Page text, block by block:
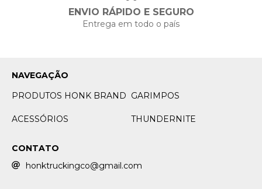
ENVIO RÁPIDO E SEGURO
Entrega em todo o país
NAVEGAÇÃO
PRODUTOS HONK BRAND GARIMPOS
ACESSÓRIOS THUNDERNITE
CONTATO
honktruckingco@gmail.com